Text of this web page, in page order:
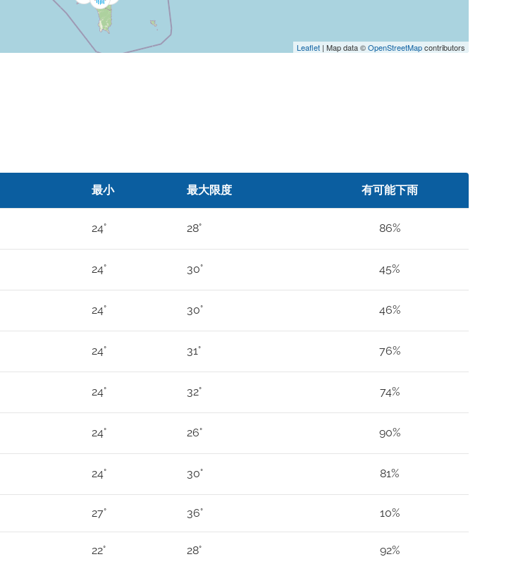
Leaflet | Map data ©OpenStreetMapcontributors
最小 最大限度 有可能下雨
24° 28° 86%
24° 30° 45%
24° 30° 46%
24° 31° 76%
24° 32° 74%
24° 26° 90%
24° 30° 81%
27° 36° 10%
22° 28° 92%